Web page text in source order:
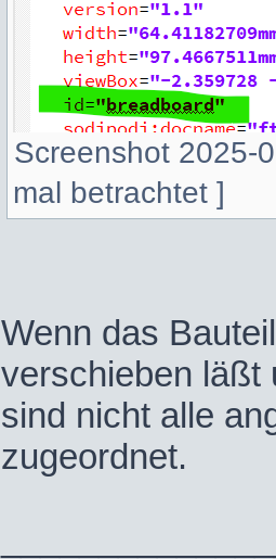
Screenshot 2025-
mal betrachtet ]
Wenn das
verschieben läßt
sind nicht alle
zugeordnet.